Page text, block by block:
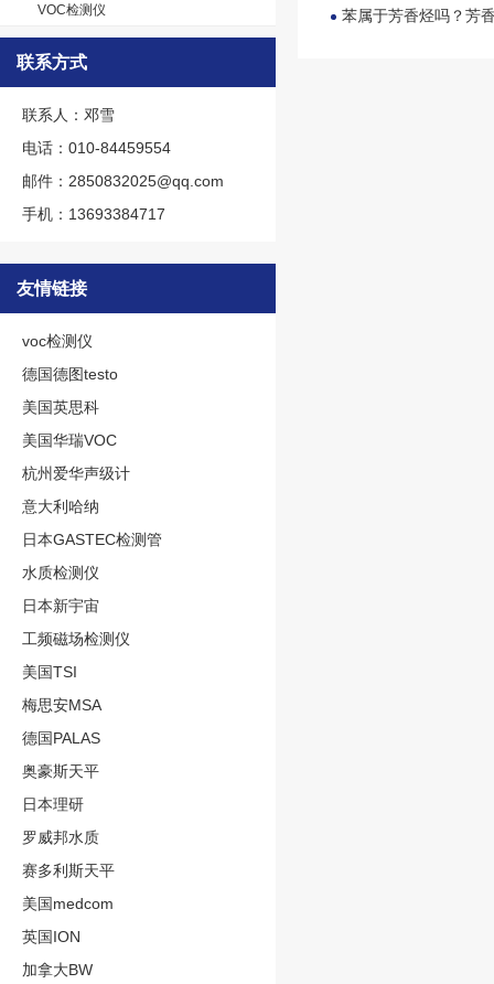
VOC检测仪
联系方式
联系人：邓雪
电话：010-84459554
邮件：2850832025@qq.com
手机：13693384717
友情链接
voc检测仪
德国德图testo
美国英思科
美国华瑞VOC
杭州爱华声级计
意大利哈纳
日本GASTEC检测管
水质检测仪
日本新宇宙
工频磁场检测仪
美国TSI
梅思安MSA
德国PALAS
奥豪斯天平
日本理研
罗威邦水质
赛多利斯天平
美国medcom
英国ION
加拿大BW
苯属于芳香烃吗？芳